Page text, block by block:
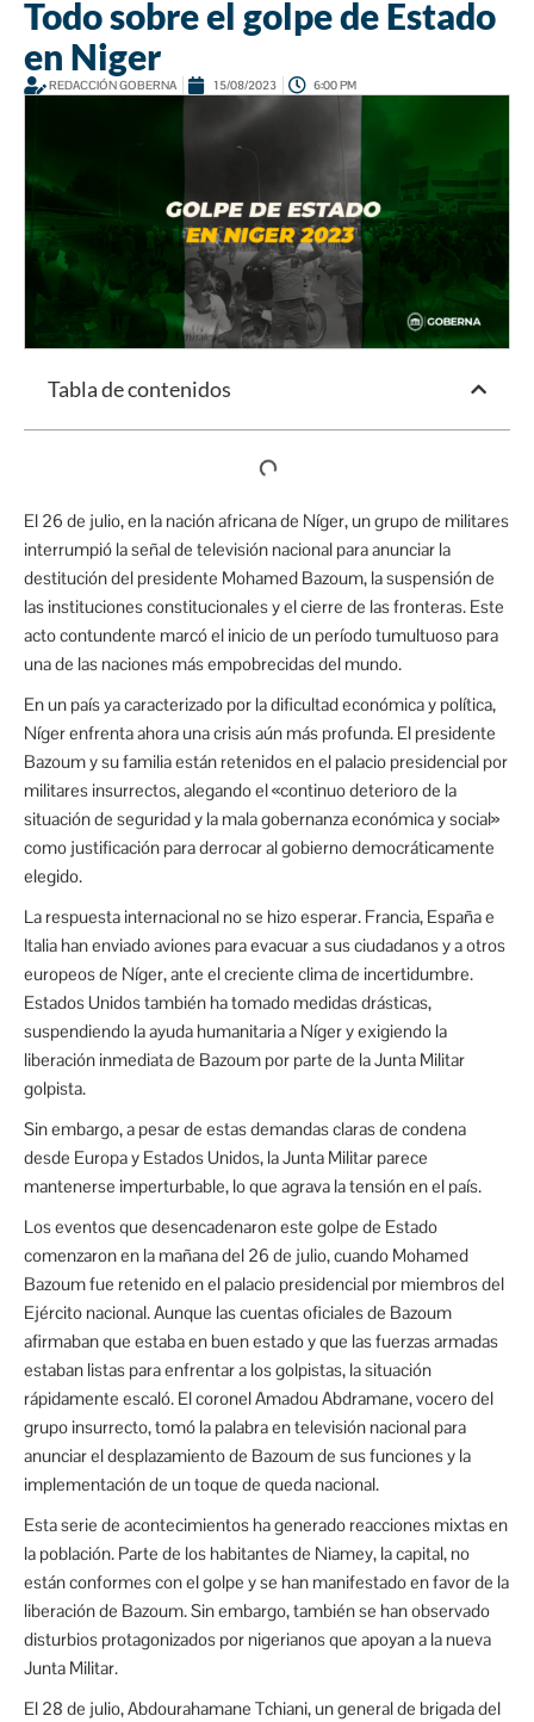
Todo sobre el golpe de Estado
en Niger
REDACCIÓN GOBERNA 15/08/2023 6:00 PM
Tabla de contenidos
El 26 de julio, en la nación africana de Níger, un grupo de militares
interrumpió la señal de televisión nacional para anunciar la
destitución del presidente Mohamed Bazoum, la suspensión de
las instituciones constitucionales y el cierre de las fronteras. Este
acto contundente marcó el inicio de un período tumultuoso para
una de las naciones más empobrecidas del mundo.
En un país ya caracterizado por la dificultad económica y política,
Níger enfrenta ahora una crisis aún más profunda. El presidente
Bazoum y su familia están retenidos en el palacio presidencial por
militares insurrectos, alegando el «continuo deterioro de la
situación de seguridad y la mala gobernanza económica y social»
como justificación para derrocar al gobierno democráticamente
elegido.
La respuesta internacional no se hizo esperar. Francia, España e
Italia han enviado aviones para evacuar a sus ciudadanos y a otros
europeos de Níger, ante el creciente clima de incertidumbre.
Estados Unidos también ha tomado medidas drásticas,
suspendiendo la ayuda humanitaria a Níger y exigiendo la
liberación inmediata de Bazoum por parte de la Junta Militar
golpista.
Sin embargo, a pesar de estas demandas claras de condena
desde Europa y Estados Unidos, la Junta Militar parece
mantenerse imperturbable, lo que agrava la tensión en el país.
Los eventos que desencadenaron este golpe de Estado
comenzaron en la mañana del 26 de julio, cuando Mohamed
Bazoum fue retenido en el palacio presidencial por miembros del
Ejército nacional. Aunque las cuentas oficiales de Bazoum
afirmaban que estaba en buen estado y que las fuerzas armadas
estaban listas para enfrentar a los golpistas, la situación
rápidamente escaló. El coronel Amadou Abdramane, vocero del
grupo insurrecto, tomó la palabra en televisión nacional para
anunciar el desplazamiento de Bazoum de sus funciones y la
implementación de un toque de queda nacional.
Esta serie de acontecimientos ha generado reacciones mixtas en
la población. Parte de los habitantes de Niamey, la capital, no
están conformes con el golpe y se han manifestado en favor de la
liberación de Bazoum. Sin embargo, también se han observado
disturbios protagonizados por nigerianos que apoyan a la nueva
Junta Militar.
El 28 de julio, Abdourahamane Tchiani, un general de brigada del